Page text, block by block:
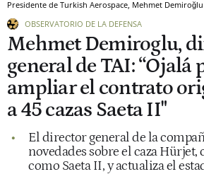
Presidente de Turkish Aerospace, Mehmet Demiroğlu
OBSERVATORIO DE LA DEFENSA
Mehmet Demiroglu,
general de TAI: “Ojalá
ampliar el contrato
a 45 cazas Saeta II"
El director general de la
novedades sobre el caza Hürjet,
como Saeta II, y actualiza el